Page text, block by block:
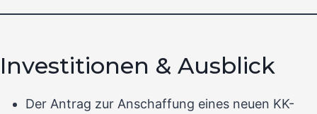
Investitionen & Ausblick
Der Antrag zur Anschaffung eines neuen KK-